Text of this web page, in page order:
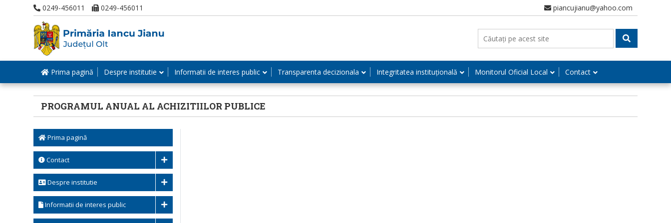
0249-456011 0249-456011 piancujianu@yahoo.com
Prima pagină Despre institutie Informatii de interes public Transparenta decizionala Integritatea instituțională Monitorul Oficial Local Contact
PROGRAMUL ANUAL AL ACHIZITIILOR PUBLICE
Prima pagină
Contact
Despre institutie
Informatii de interes public